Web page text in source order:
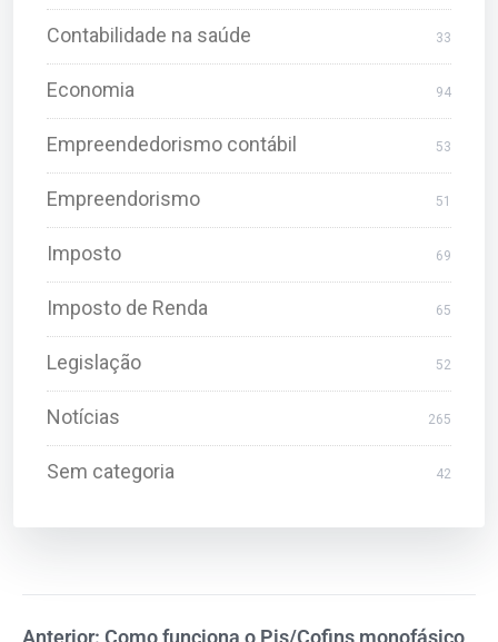
Contabilidade na saúde 33
Economia 94
Empreendedorismo contábil 53
Empreendorismo 51
Imposto 69
Imposto de Renda 65
Legislação 52
Notícias 265
Sem categoria 42
Anterior: Como funciona o Pis/Cofins monofásico